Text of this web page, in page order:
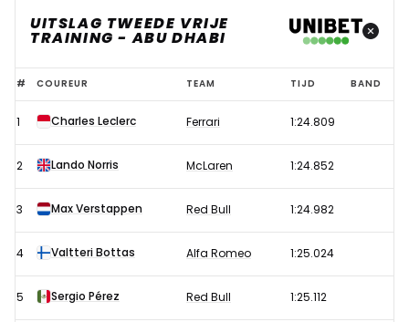
UITSLAG TWEEDE VRIJE
TRAINING - ABU DHABI
Uitslag
tweede
vrije
training
1
GP
Abu
Dhabi
2023
# COUREUR TEAM TIJD BAND
1 Charles Leclerc Ferrari 1:24.809
2 Lando Norris McLaren 1:24.852
3 Max Verstappen Red Bull 1:24.982
4 Valtteri Bottas Alfa Romeo 1:25.024
5 Sergio Pérez Red Bull 1:25.112